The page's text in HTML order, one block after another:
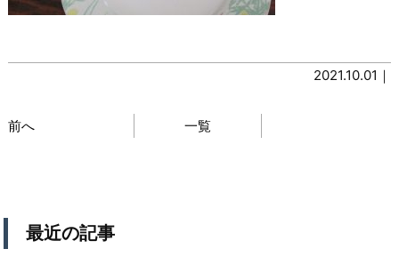
2021.10.01｜
前へ 一覧
最近の記事